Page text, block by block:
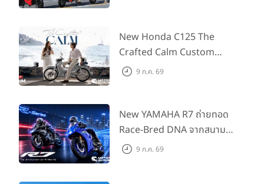
555 คันแรกรับฟรี Adapter
Type2 ฟรี
New Honda C125 The
Crafted Calm Custom
Edition ถ่ายทอดความคลาสสิ
House Flagship Store ทั่ว
ประเทศ
9 ก.ค. 69
New YAMAHA R7 ถ่ายทอด
Race-Bred DNA จากสนาม
แข่งสู่ซูเปอร์สปอร์ตคลาสกลาง
9 ก.ค. 69